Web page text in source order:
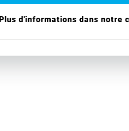
Plus d'informations dans notre